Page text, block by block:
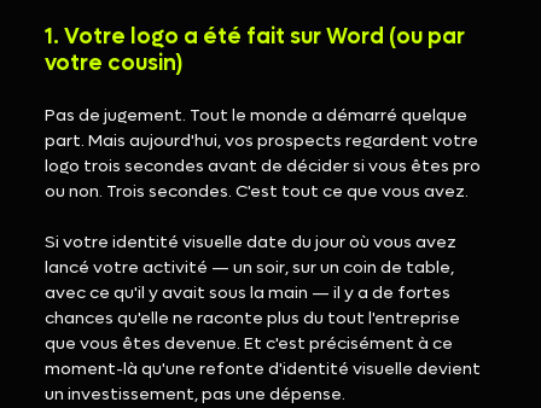
1. Votre logo a été fait sur Word (ou par
votre cousin)
Pas de jugement. Tout le monde a démarré quelque
part. Mais aujourd'hui, vos prospects regardent votre
logo trois secondes avant de décider si vous êtes pro
ou non. Trois secondes. C'est tout ce que vous avez.
Si votre identité visuelle date du jour où vous avez
lancé votre activité — un soir, sur un coin de table,
avec ce qu'il y avait sous la main — il y a de fortes
chances qu'elle ne raconte plus du tout l'entreprise
que vous êtes devenue. Et c'est précisément à ce
moment-là qu'une refonte d'identité visuelle devient
un investissement, pas une dépense.